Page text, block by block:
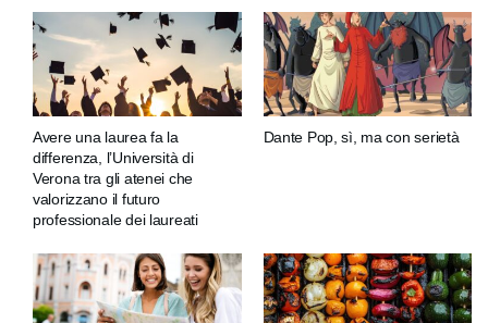
Avere una laurea fa la
differenza, l’Università di
Verona tra gli atenei che
valorizzano il futuro
professionale dei laureati
Dante Pop, sì, ma con serietà